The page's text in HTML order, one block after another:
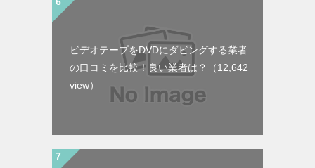
ビデオテープをDVDにダビングする業者
の口コミを比較！良い業者は？
（12,642
view）